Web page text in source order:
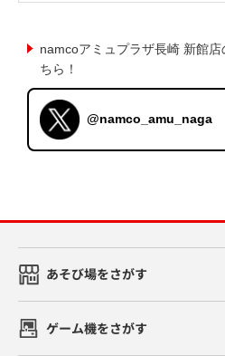
namcoアミュプラザ長崎 新館店
ちら！
@namco_amu_naga
あそび場をさがす
ゲーム機をさがす